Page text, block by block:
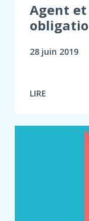
Agent
28 juin 2019
LIRE